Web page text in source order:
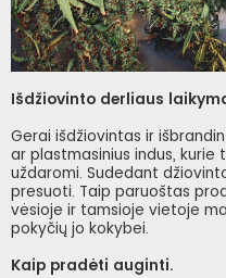
Išdžiovinto derliaus
Gerai išdžiovintas ir
ar plastmasinius indus,
uždaromi. Sudedant
presuoti. Taip paruoštas
vėsioje ir tamsioje vietoje
pokyčių jo kokybei.
Kaip pradėti auginti.